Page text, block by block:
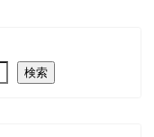
検索